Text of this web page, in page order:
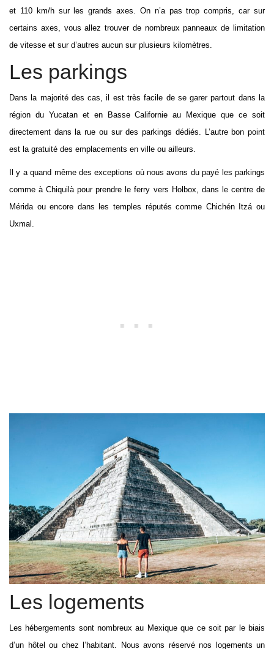
et 110 km/h sur les grands axes. On n’a pas trop compris, car sur
certains axes, vous allez trouver de nombreux panneaux de limitation
de vitesse et sur d’autres aucun sur plusieurs kilomètres.
Les parkings
Dans la majorité des cas, il est très facile de se garer partout dans la
région du Yucatan et en Basse Californie au Mexique que ce soit
directement dans la rue ou sur des parkings dédiés. L’autre bon point
est la gratuité des emplacements en ville ou ailleurs.
Il y a quand même des exceptions où nous avons du payé les parkings
comme à Chiquilà pour prendre le ferry vers Holbox, dans le centre de
Mérida ou encore dans les temples réputés comme Chichén Itzá ou
Uxmal.
Les logements
Les hébergements sont nombreux au Mexique que ce soit par le biais
d’un hôtel ou chez l’habitant. Nous avons réservé nos logements un